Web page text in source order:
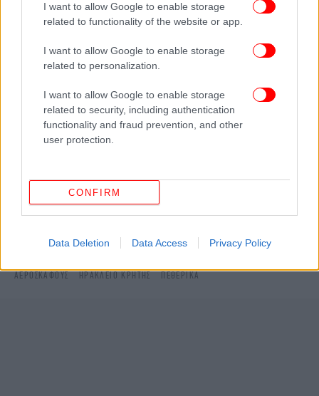
I want to allow Google to enable storage
related to functionality of the website or app.
I want to allow Google to enable storage
related to personalization.
I want to allow Google to enable storage
related to security, including authentication
functionality and fraud prevention, and other
user protection.
CONFIRM
Data Deletion Data Access Privacy Policy
ΠΕΡΙΣΣΟΤΕΡΑ ΒΙΝΤΕΟ
Ακολουθήστε το
Δείτε όλες τις τελευταίες
στο
ΑΕΡΟΣΚΆΦΟΥΣ
ΗΡΆΚΛΕΙΟ ΚΡΉΤΗΣ ΠΕΘΕΡΙΚΆ